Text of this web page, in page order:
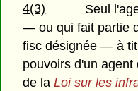
4(3)
Seul
— ou qui fait partie
fisc désignée — à
pouvoirs d'un
de laLoi sur les